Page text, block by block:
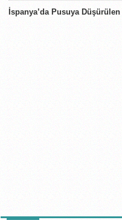
İspanya’da Pusuya